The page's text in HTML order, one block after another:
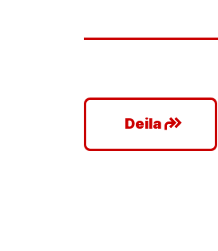
Deilagoogle_plus_reshare